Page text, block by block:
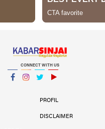
CONNECT WITH US
PROFIL
DISCLAIMER